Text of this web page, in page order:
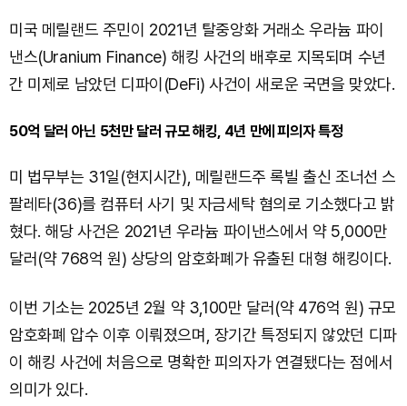
미국 메릴랜드 주민이 2021년 탈중앙화 거래소 우라늄 파이
낸스(Uranium Finance) 해킹 사건의 배후로 지목되며 수년
간 미제로 남았던 디파이(DeFi) 사건이 새로운 국면을 맞았다.
50억 달러 아닌 5천만 달러 규모 해킹, 4년 만에 피의자 특정
미 법무부는 31일(현지시간), 메릴랜드주 록빌 출신 조너선 스
팔레타(36)를 컴퓨터 사기 및 자금세탁 혐의로 기소했다고 밝
혔다. 해당 사건은 2021년 우라늄 파이낸스에서 약 5,000만
달러(약 768억 원) 상당의 암호화폐가 유출된 대형 해킹이다.
이번 기소는 2025년 2월 약 3,100만 달러(약 476억 원) 규모
암호화폐 압수 이후 이뤄졌으며, 장기간 특정되지 않았던 디파
이 해킹 사건에 처음으로 명확한 피의자가 연결됐다는 점에서
의미가 있다.